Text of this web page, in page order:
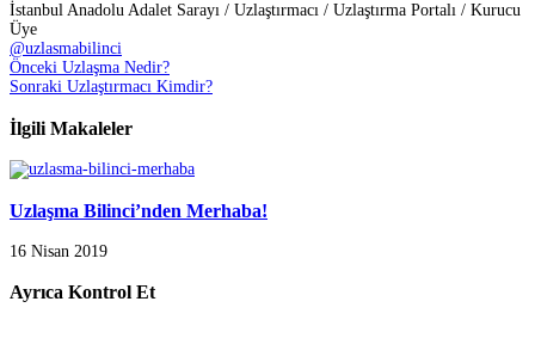
İstanbul Anadolu Adalet Sarayı / Uzlaştırmacı / Uzlaştırma Portalı / Kurucu
Üye
@uzlasmabilinci
Önceki Uzlaşma Nedir?
Sonraki Uzlaştırmacı Kimdir?
İlgili Makaleler
Uzlaşma Bilinci’nden Merhaba!
16 Nisan 2019
Ayrıca Kontrol Et